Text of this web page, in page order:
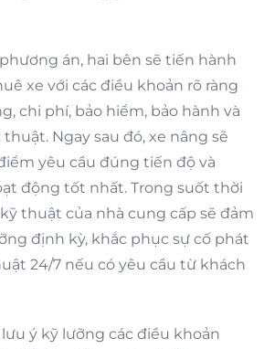
án, hai bên sẽ tiến hành
xe với các điều khoản rõ ràng
chi phí, bảo hiểm, bảo hành và
Ngay sau đó, xe nâng sẽ
yêu cầu đúng tiến độ và
động tốt nhất. Trong suốt thời
thuật của nhà cung cấp sẽ đảm
định kỳ, khắc phục sự cố phát
24/7 nếu có yêu cầu từ khách
ý kỹ lưỡng các điều khoản